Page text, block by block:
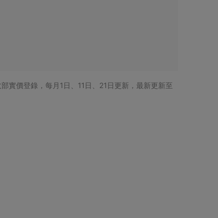
實價登錄，每月1日、11日、21日更新，最新更新至